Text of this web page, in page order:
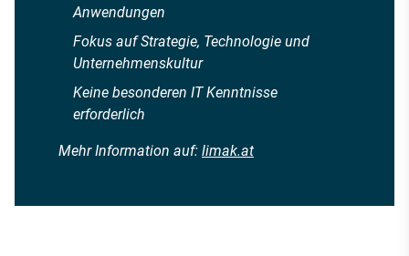
Anwendungen
Fokus auf Strategie, Technologie und
Unternehmenskultur
Keine besonderen IT Kenntnisse
erforderlich
Mehr Information auf: limak.at